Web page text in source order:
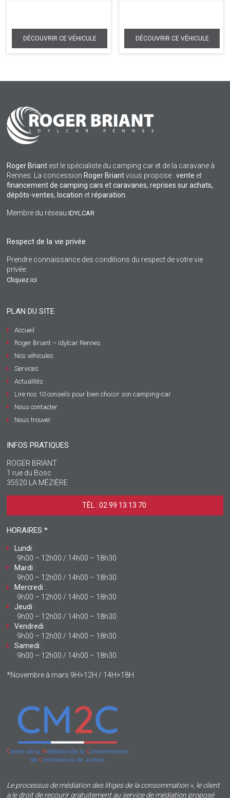
Roger Briant est le spécialiste du camping car et de la caravane à
Rennes. La concession Roger Briantvous propose : vente et
financement de camping cars et caravanes, reprises sur achats,
dépôts-ventes, location etréparation.
Membre du réseauIDYLCAR
Respect de la vie privée
Prendre connaissance des conditions du respect de votre vie
privée.
Cliquez ici
PLAN DU SITE
Accueil
Roger Briant – Idylcar Rennes
Nos véhicules
Services
Actualités
Lire nos 10 conseils pour bien choisir son camping-car
Nous contacter
Nous trouver
INFOS PRATIQUES
ROGER BRIANT
1 rue du Bosc
35520 LA MÉZIÈRE
TÉL : 02 99 13 13 70 ‎
HORAIRES *
Lundi :
9h00 – 12h00 / 14h00 – 18h30
Mardi :
9h00 – 12h00 / 14h00 – 18h30
Mercredi :
9h00 – 12h00 / 14h00 – 18h30
Jeudi :
9h00 – 12h00 / 14h00 – 18h30
Vendredi :
9h00 – 12h00 / 14h00 – 18h30
Samedi :
9h00 – 12h00 / 14h00 – 18h30
*Novembre à mars 9H>12H / 14H>18H
Le processus de médiation des litiges de la consommation », le client
a le droit de recourir gratuitement au service de médiation proposé